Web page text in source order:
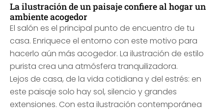
La ilustración de un paisaje confiere al hogar un
ambiente acogedor
El salón es el principal punto de encuentro de tu
casa. Enriquece el entorno con este motivo para
hacerlo aún más acogedor. La ilustración de estilo
purista crea una atmósfera tranquilizadora.
Lejos de casa, de la vida cotidiana y del estrés: en
este paisaje solo hay sol, silencio y grandes
extensiones. Con esta ilustración contemporánea